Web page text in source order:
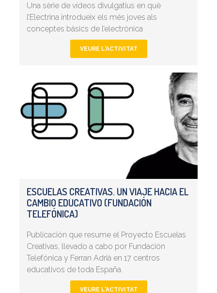
Una sèrie de vídeos divulgatius en què
l’Electrina introdueix els més joves als
conceptes bàsics de l’electrònica
VEURE L'ACTIVITAT
ESCUELAS CREATIVAS. UN VIAJE HACIA EL
CAMBIO EDUCATIVO (FUNDACIÓN
TELEFÓNICA)
Publicación que resume el Proyecto Escuelas
Creativas, llevado a cabo por Fundación
Telefónica y Ferran Adrià en 17 centros
educativos de toda España.
VEURE L'ACTIVITAT